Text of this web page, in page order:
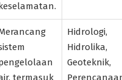
termasuk
Hidrologi,
Hidrolika,
Geoteknik,